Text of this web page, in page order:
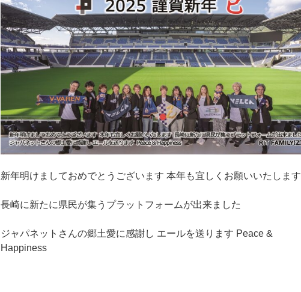
新年明けましておめでとうございます 本年も宜しくお願いいたします
長崎に新たに県民が集うプラットフォームが出来ました
ジャパネットさんの郷土愛に感謝し エールを送ります Peace &
Happiness